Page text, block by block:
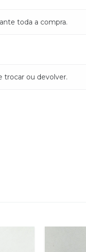
toda a compra.
trocar ou devolver.